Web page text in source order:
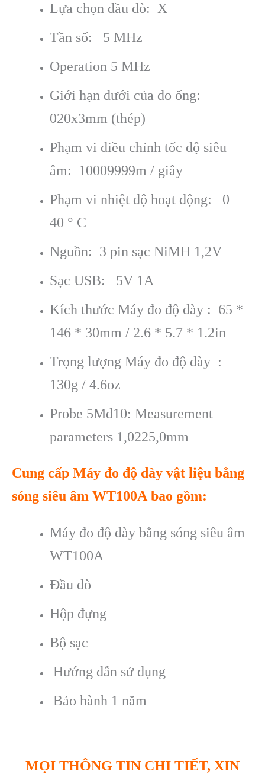
Lựa chọn đầu dò: X
Tần số: 5 MHz
Operation 5 MHz
Giới hạn dưới của đo ống:
020x3mm (thép)
Phạm vi điều chỉnh tốc độ siêu
âm: 10009999m / giây
Phạm vi nhiệt độ hoạt động: 0
40 ° C
Nguồn: 3 pin sạc NiMH 1,2V
Sạc USB: 5V 1A
Kích thước Máy đo độ dày : 65 *
146 * 30mm / 2.6 * 5.7 * 1.2in
Trọng lượng Máy đo độ dày :
130g / 4.6oz
Probe 5Md10: Measurement
parameters 1,0225,0mm
Cung cấp Máy đo độ dày vật liệu bằng
sóng siêu âm WT100A bao gồm:
Máy đo độ dày bằng sóng siêu âm
WT100A
Đầu dò
Hộp đựng
Bộ sạc
Hướng dẫn sử dụng
Bảo hành 1 năm
MỌI THÔNG TIN CHI TIẾT, XIN